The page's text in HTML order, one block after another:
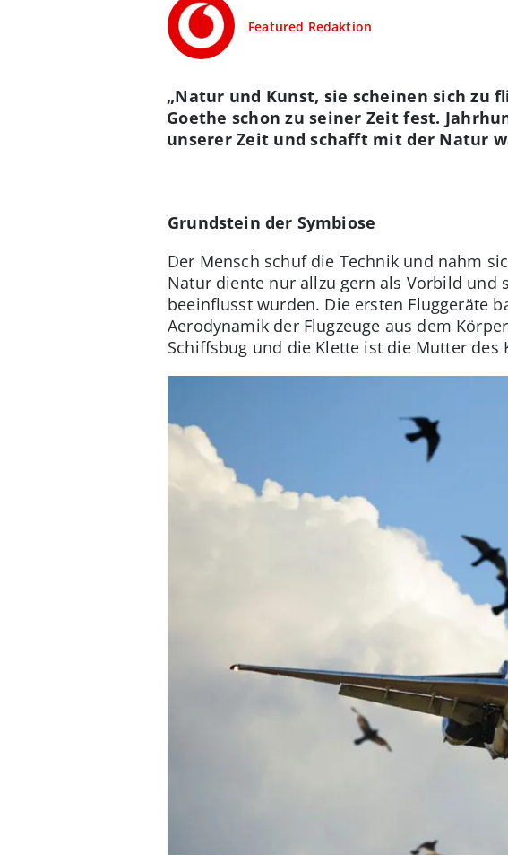
Featured Redaktion
„Natur und Kunst, sie scheinen sich zu
Goethe schon zu seiner Zeit fest.
unserer Zeit und schafft mit der Natur
Grundstein der Symbiose
Der Mensch schuf die Technik und nahm
Natur diente nur allzu gern als Vorbild und
beeinflusst wurden. Die ersten Fluggeräte
Aerodynamik der Flugzeuge aus dem
Schiffsbug und die Klette ist die Mutter des